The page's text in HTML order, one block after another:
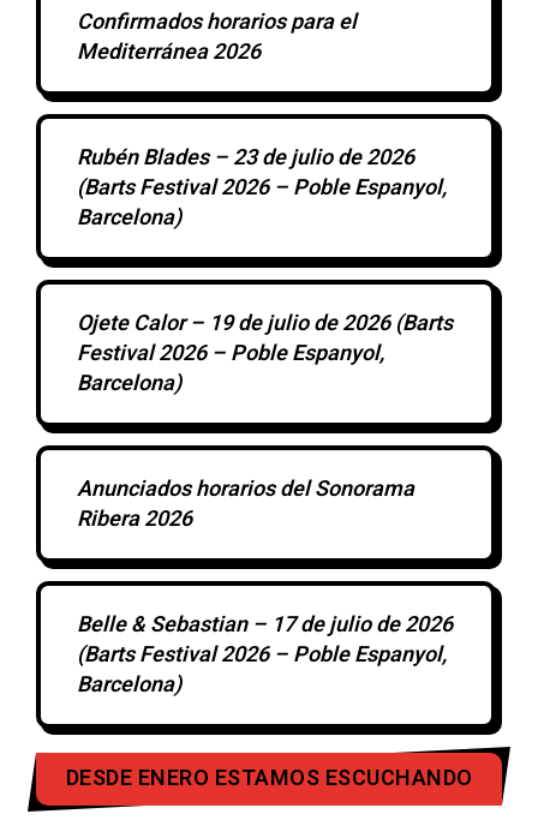
Confirmados horarios para el
Mediterránea 2026
Rubén Blades – 23 de julio de 2026
(Barts Festival 2026 – Poble Espanyol,
Barcelona)
Ojete Calor – 19 de julio de 2026 (Barts
Festival 2026 – Poble Espanyol,
Barcelona)
Anunciados horarios del Sonorama
Ribera 2026
Belle & Sebastian – 17 de julio de 2026
(Barts Festival 2026 – Poble Espanyol,
Barcelona)
DESDE ENERO ESTAMOS ESCUCHANDO